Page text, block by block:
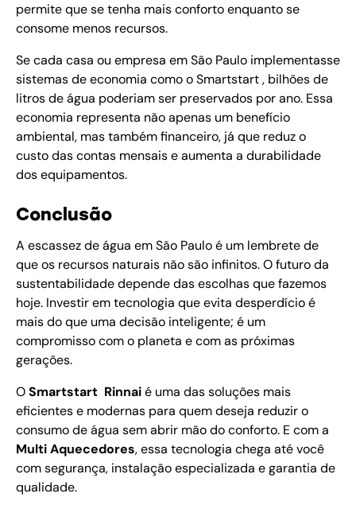
permite que se tenha mais conforto enquanto se
consome menos recursos.
Se cada casa ou empresa em São Paulo implementasse
sistemas de economia como o Smartstart , bilhões de
litros de água poderiam ser preservados por ano. Essa
economia representa não apenas um benefício
ambiental, mas também financeiro, já que reduz o
custo das contas mensais e aumenta a durabilidade
dos equipamentos.
Conclusão
A escassez de água em São Paulo é um lembrete de
que os recursos naturais não são infinitos. O futuro da
sustentabilidade depende das escolhas que fazemos
hoje. Investir em tecnologia que evita desperdício é
mais do que uma decisão inteligente; é um
compromisso com o planeta e com as próximas
gerações.
OSmartstart Rinnaié uma das soluções mais
eficientes e modernas para quem deseja reduzir o
consumo de água sem abrir mão do conforto. E com a
Multi Aquecedores, essa tecnologia chega até você
com segurança, instalação especializada e garantia de
qualidade.